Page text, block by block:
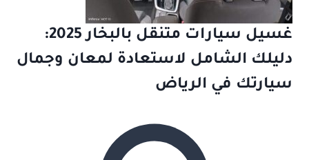
غسيل سيارات متنقل بالبخار 2025:
دليلك الشامل لاستعادة لمعان وجمال
سيارتك في الرياض